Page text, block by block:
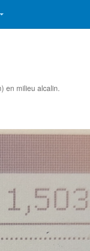
en milieu alcalin.